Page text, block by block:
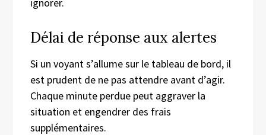
Délai de réponse aux alertes
Si un voyant s’allume sur le tableau de bord, il
est prudent de ne pas attendre avant d’agir.
Chaque minute perdue peut aggraver la
situation et engendrer des frais
supplémentaires.